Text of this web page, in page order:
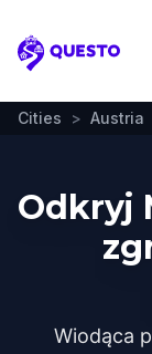
Questo
Cities > Austria
Odkryj
Wiodąca